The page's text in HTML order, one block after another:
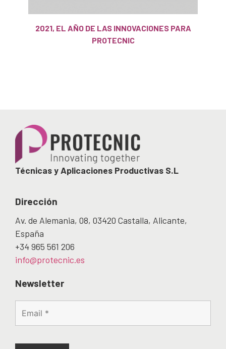
2021, EL AÑO DE LAS INNOVACIONES PARA
PROTECNIC
Técnicas y Aplicaciones Productivas S.L
Dirección
Av. de Alemania, 08, 03420 Castalla, Alicante,
España
+34 965 561 206
info@protecnic.es
Newsletter